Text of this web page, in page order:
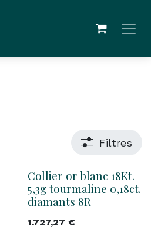
Filtres
Collier or blanc 18Kt.
5,3g tourmaline 0,18ct.
diamants 8R
1.727,27 €